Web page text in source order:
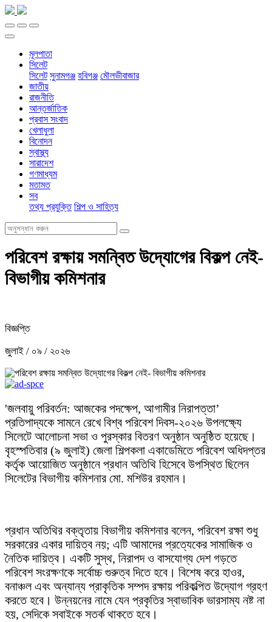
মূলপাতা
সিলেট
সিলেট সুনামগঞ্জ হবিগঞ্জ মৌলভীবাজার
জাতীয়
রাজনীতি
আন্তর্জাতিক
প্রবাস সংবাদ
খেলাধুলা
বিনোদন
স্বাস্থ্য
সারাদেশ
গণমাধ্যম
মতামত
সব
তথ্য প্রযুক্তি শিল্প ও সাহিত্য
পরিবেশ রক্ষায় সমন্বিত উদ্যোগের বিকল্প নেই-
বিভাগীয় কমিশনার
বিজ্ঞপ্তি
জুলাই / ০৯ / ২০২৬
'জলবায়ু পরিবর্তন: আজকের পদক্ষেপ, আগামীর নিরাপত্তা’
প্রতিপাদ্যকে সামনে রেখে বিশ্ব পরিবেশ দিবস-২০২৬ উপলক্ষ্যে
সিলেটে আলোচনা সভা ও পুরস্কার বিতরণ অনুষ্ঠান অনুষ্ঠিত হয়েছে।
বৃহস্পতিবার (৯ জুলাই) জেলা শিল্পকলা একাডেমিতে পরিবেশ অধিদপ্তর
কর্তৃক আয়োজিত অনুষ্ঠানে প্রধান অতিথি হিসেবে উপস্থিত ছিলেন
সিলেটের বিভাগীয় কমিশনার মো. মশিউর রহমান।
প্রধান অতিথির বক্তৃতায় বিভাগীয় কমিশনার বলেন, পরিবেশ রক্ষা শুধু
সরকারের একার দায়িত্ব নয়; এটি আমাদের প্রত্যেকের সামাজিক ও
নৈতিক দায়িত্ব। একটি সুস্থ, নিরাপদ ও বাসযোগ্য দেশ গড়তে
পরিবেশ সংরক্ষণকে সর্বোচ্চ গুরুত্ব দিতে হবে। বিশেষ করে হাওর,
বনাঞ্চল এবং অন্যান্য প্রাকৃতিক সম্পদ রক্ষায় পরিকল্পিত উদ্যোগ গ্রহণ
করতে হবে। উন্নয়নের নামে যেন প্রকৃতির স্বাভাবিক ভারসাম্য নষ্ট না
হয়, সেদিকে সবাইকে সতর্ক থাকতে হবে।